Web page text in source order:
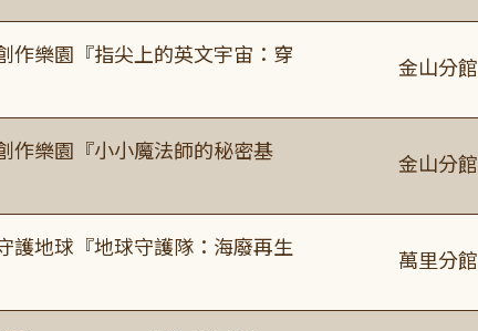
作樂園『指尖上的英文宇宙：穿
金山分館
作樂園『小小魔法師的秘密基
金山分館
護地球『地球守護隊：海廢再生
萬里分館